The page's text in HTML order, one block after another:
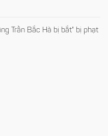
Trần Bắc Hà bị bắt" bị phạt